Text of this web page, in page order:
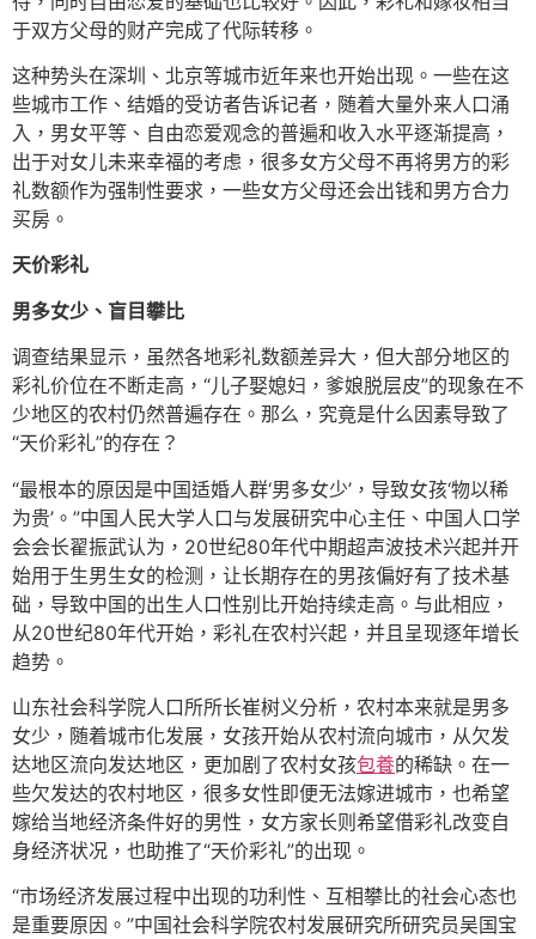
于双方父母的财产完成了代际转移。
这种势头在深圳、北京等城市近年来也开始出现。一些在这
些城市工作、结婚的受访者告诉记者，随着大量外来人口涌
入，男女平等、自由恋爱观念的普遍和收入水平逐渐提高，
出于对女儿未来幸福的考虑，很多女方父母不再将男方的彩
礼数额作为强制性要求，一些女方父母还会出钱和男方合力
买房。
天价彩礼
男多女少、盲目攀比
调查结果显示，虽然各地彩礼数额差异大，但大部分地区的
彩礼价位在不断走高，“儿子娶媳妇，爹娘脱层皮”的现象在不
少地区的农村仍然普遍存在。那么，究竟是什么因素导致了
“天价彩礼”的存在？
“最根本的原因是中国适婚人群‘男多女少’，导致女孩‘物以稀
为贵’。”中国人民大学人口与发展研究中心主任、中国人口学
会会长翟振武认为，20世纪80年代中期超声波技术兴起并开
始用于生男生女的检测，让长期存在的男孩偏好有了技术基
础，导致中国的出生人口性别比开始持续走高。与此相应，
从20世纪80年代开始，彩礼在农村兴起，并且呈现逐年增长
趋势。
山东社会科学院人口所所长崔树义分析，农村本来就是男多
女少，随着城市化发展，女孩开始从农村流向城市，从欠发
达地区流向发达地区，更加剧了农村女孩包養的稀缺。在一
些欠发达的农村地区，很多女性即便无法嫁进城市，也希望
嫁给当地经济条件好的男性，女方家长则希望借彩礼改变自
身经济状况，也助推了“天价彩礼”的出现。
“市场经济发展过程中出现的功利性、互相攀比的社会心态也
是重要原因。”中国社会科学院农村发展研究所研究员吴国宝